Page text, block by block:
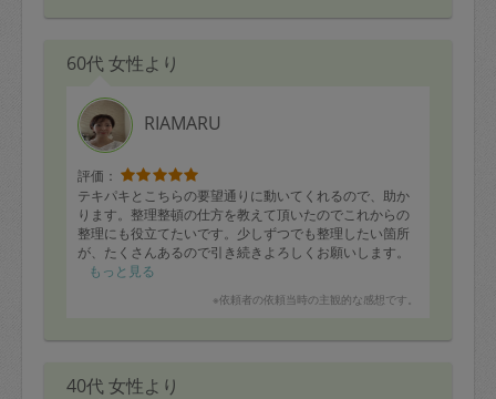
60代 女性より
RIAMARU
評価：
テキパキとこちらの要望通りに動いてくれるので、助か
ります。整理整頓の仕方を教えて頂いたのでこれからの
整理にも役立てたいです。少しずつでも整理したい箇所
が、たくさんあるので引き続きよろしくお願いします。
今回も整理されてありがとうございました、
もっと見る
※依頼者の依頼当時の主観的な感想です。
40代 女性より